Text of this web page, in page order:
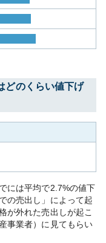
どのくらい値下げ
には平均で2.7%の値下
の売出し」によって起
が外れた売出しが起こ
事業者）に見てもらい